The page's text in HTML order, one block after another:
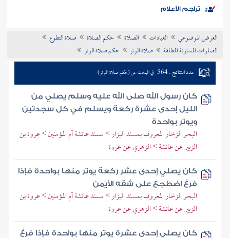
موضوعي
تراجم الأعلام
العرض الموضوعي العبادات الصلاة حكم الصلاة
صلاة التطوع
الصلوات المسنونة المطلقة
صلاة الوتر حكم صلاة الوتر
عدد النتائج : 564 في البحث عن (حكم صلاة الوتر)
كان رسول الله صلى الله عليه وسلم يصلي من
الليل إحدى عشرة ركعة ويسلم في كل سجدتين
ويوتر بواحدة
البحر الزخار المعروف بمسند البزار > مسند عائشة أم المؤمنين > عروة بن
الزبير عن عائشة > الزهري عن عروة
كان يصلي إحدى عشر ركعة يوتر منها بواحدة فإذا
فرغ اضطجع على شقه الأيمن
البحر الزخار المعروف بمسند البزار > مسند عائشة أم المؤمنين > عروة بن
الزبير عن عائشة > الزهري عن عروة
كان يصلي إحدى عشرة يوتر منها بواحدة فإذا فرغ